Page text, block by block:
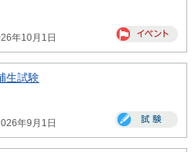
年10月1日
生試験
年9月1日